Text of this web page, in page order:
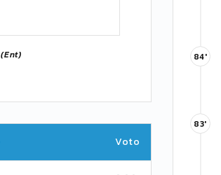
(Ent)
Voto
84'
83'